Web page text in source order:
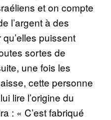
et on compte
l’argent à des
puissent
sortes de
une fois les
cette personne
lire l’origine du
: « C’est fabriqué